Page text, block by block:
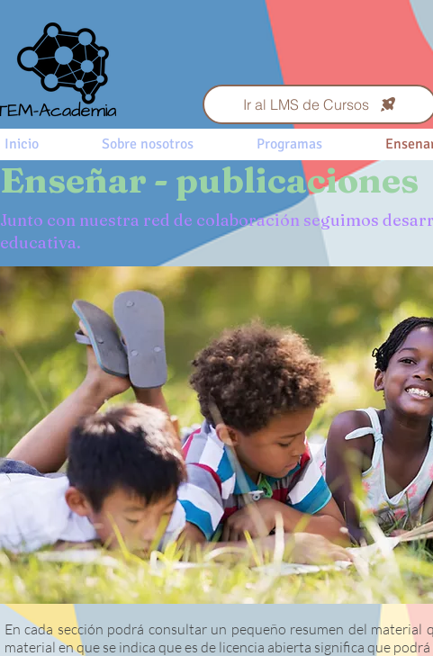
Ir al LMS de Cursos
Inicio Sobre nosotros Programas
Enseñar - publicaciones
Junto con nuestra red de colaboración seguimos
educativa.
En cada sección podrá consultar un pequeño resumen del
material en que se indica que es de licencia abierta significa que